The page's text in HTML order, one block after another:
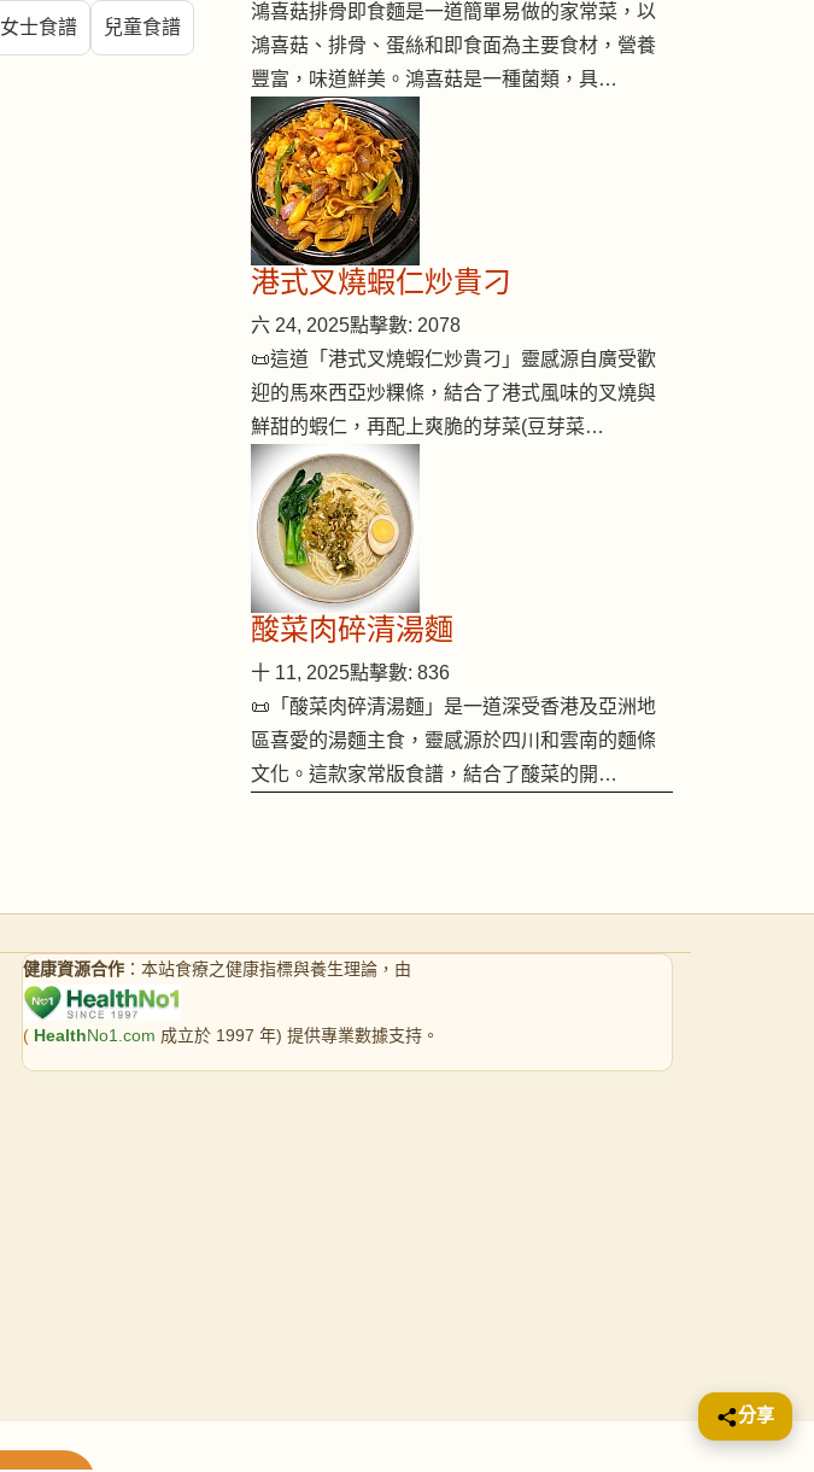
女士食譜 兒童食譜
鴻喜菇排骨即食麵是一道簡單易做的家常菜，以
鴻喜菇、排骨、蛋絲和即食面為主要食材，營養
豐富，味道鮮美。鴻喜菇是一種菌類，具…
港式叉燒蝦仁炒貴刁
六 24, 2025點擊數: 2078
📜這道「港式叉燒蝦仁炒貴刁」靈感源自廣受歡
迎的馬來西亞炒粿條，結合了港式風味的叉燒與
鮮甜的蝦仁，再配上爽脆的芽菜(豆芽菜…
酸菜肉碎清湯麵
十 11, 2025點擊數: 836
📜「酸菜肉碎清湯麵」是一道深受香港及亞洲地
區喜愛的湯麵主食，靈感源於四川和雲南的麵條
文化。這款家常版食譜，結合了酸菜的開…
健康資源合作 ：本站食療之健康指標與養生理論，由
( HealthNo1.com 成立於 1997 年) 提供專業數據支持。
分享